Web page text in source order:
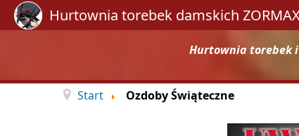
Hurtownia torebek i
Start Ozdoby Świąteczne
Hurtownia torebek damskich